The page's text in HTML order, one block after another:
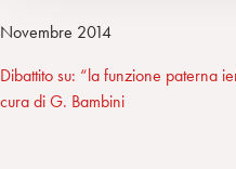
Novembre 2014
Dibattito su: “la funzione paterna
cura di G. Bambini